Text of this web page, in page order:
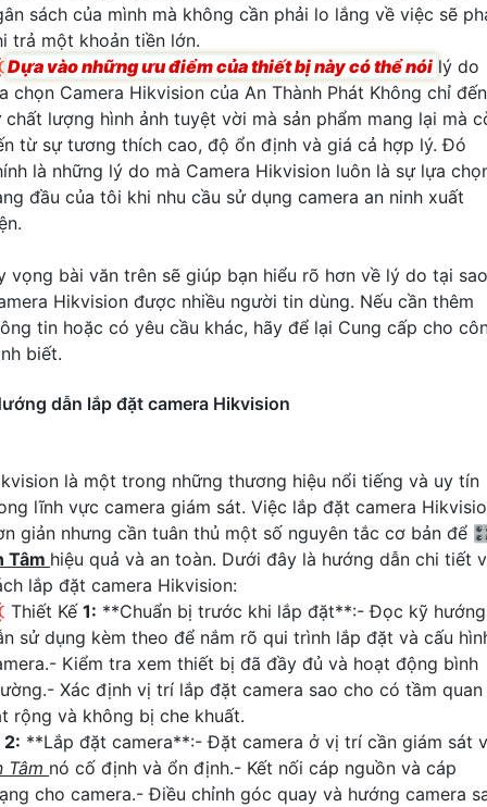
sách của mình mà không cần phải lo lắng về việc sẽ
trả một khoản tiền lớn.
Dựa vào những ưu điểm của thiết bị này có thể nói lý do
chọn Camera Hikvision của An Thành Phát Không chỉ đến
chất lượng hình ảnh tuyệt vời mà sản phẩm mang lại mà
từ sự tương thích cao, độ ổn định và giá cả hợp lý. Đó
là những lý do mà Camera Hikvision luôn là sự lựa
đầu của tôi khi nhu cầu sử dụng camera an ninh xuất
vọng bài văn trên sẽ giúp bạn hiểu rõ hơn về lý do tại sao
Hikvision được nhiều người tin dùng. Nếu cần thêm
tin hoặc có yêu cầu khác, hãy để lại Cung cấp cho
biết.
dẫn lắp đặt camera Hikvision
là một trong những thương hiệu nổi tiếng và uy tín
lĩnh vực camera giám sát. Việc lắp đặt camera
giản nhưng cần tuân thủ một số nguyên tắc cơ bản để
Tâm hiệu quả và an toàn. Dưới đây là hướng dẫn chi tiết
lắp đặt camera Hikvision:
Thiết Kế 1: **Chuẩn bị trước khi lắp đặt**:- Đọc kỹ hướng
sử dụng kèm theo để nắm rõ qui trình lắp đặt và cấu
Kiểm tra xem thiết bị đã đầy đủ và hoạt động bình
Xác định vị trí lắp đặt camera sao cho có tầm quan
rộng và không bị che khuất.
2: **Lắp đặt camera**:- Đặt camera ở vị trí cần giám sát
Tâm nó cố định và ổn định.- Kết nối cáp nguồn và cáp
cho camera.- Điều chỉnh góc quay và hướng camera